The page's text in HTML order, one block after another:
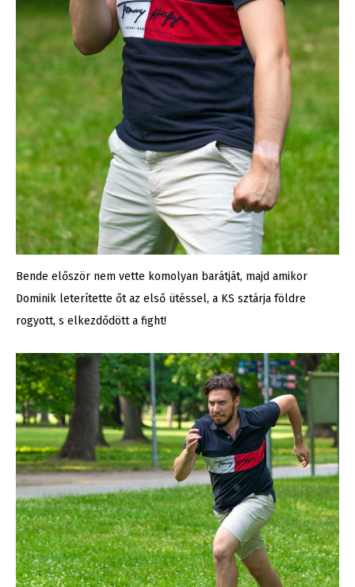
Bende először nem vette komolyan barátját, majd amikor
Dominik leterítette őt az első ütéssel, a KS sztárja földre
rogyott, s elkezdődött a fight!